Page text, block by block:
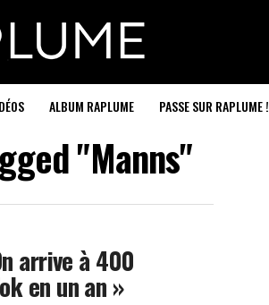
ALBUM RAPLUME PASSE SUR RAPLUME !
"Manns"
arrive à 400
en un an »